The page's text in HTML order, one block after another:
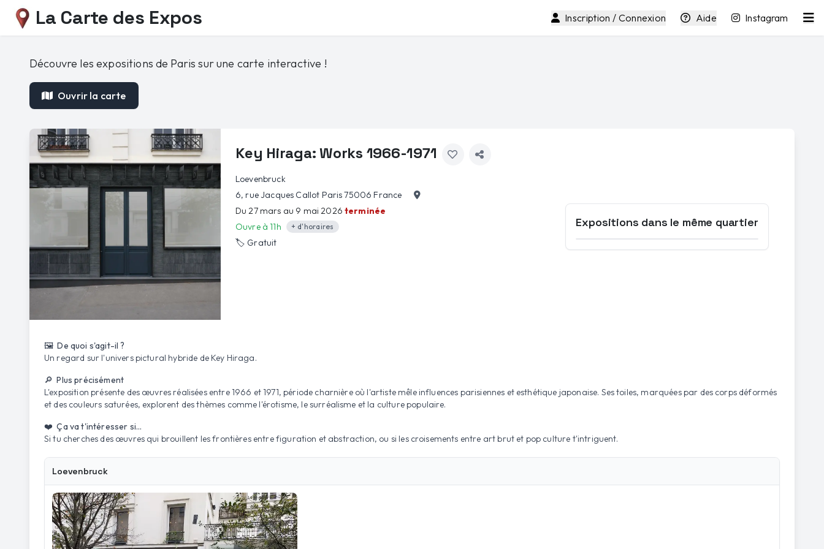
La Carte des Expos Inscription / Connexion Aide Instagram
Découvre les expositions de Paris sur une carte interactive !
Ouvrir la carte
Key Hiraga: Works 1966-1971
Loevenbruck
6, rue Jacques Callot Paris 75006 France
Du 27 mars au 9 mai 2026 terminée
Ouvre à 11h
+ d'horaires
🏷️ Gratuit
Expositions dans le même quartier
🖼️ De quoi s'agit-il ?
Un regard sur l'univers pictural hybride de Key Hiraga.
🔎 Plus précisément
L'exposition présente des œuvres réalisées entre 1966 et 1971, période charnière où l'artiste mêle influences parisiennes et esthétique japonaise. Ses toiles, marquées par des corps déformés
et des couleurs saturées, explorent des thèmes comme l'érotisme, le surréalisme et la culture populaire.
❤️ Ça va t'intéresser si...
Si tu cherches des œuvres qui brouillent les frontières entre figuration et abstraction, ou si les croisements entre art brut et pop culture t'intriguent.
Loevenbruck